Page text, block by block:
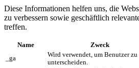
Diese Informationen helfen uns, die
zu verbessern sowie geschäftlich
treffen.
Name Zweck
_ga
Wird verwendet, um Benutzer zu
unterscheiden.